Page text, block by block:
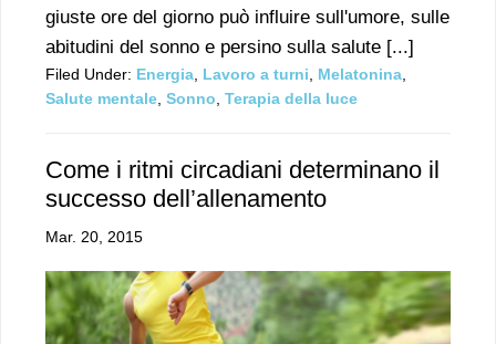
giuste ore del giorno può influire sull'umore, sulle
abitudini del sonno e persino sulla salute [...]
Filed Under: Energia Lavoro a turni Melatonina
Salute mentale Sonno Terapia della luce
Come i ritmi circadiani determinano il
successo dell’allenamento
Mar. 20, 2015